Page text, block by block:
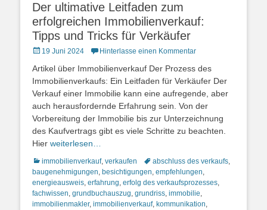
Der ultimative Leitfaden zum
erfolgreichen Immobilienverkauf:
Tipps und Tricks für Verkäufer
Posted
19 Juni 2024 Hinterlasse einen Kommentar
Artikel über Immobilienverkauf Der Prozess des
Immobilienverkaufs: Ein Leitfaden für Verkäufer Der
Verkauf einer Immobilie kann eine aufregende, aber
auch herausfordernde Erfahrung sein. Von der
Vorbereitung der Immobilie bis zur Unterzeichnung
des Kaufvertrags gibt es viele Schritte zu beachten.
Hier weiterlesen…
Kategorien
immobilienverkauf, verkaufen Schlagworte
abschluss des verkaufs,
baugenehmigungen, besichtigungen, empfehlungen,
energieausweis, erfahrung, erfolg des verkaufsprozesses,
fachwissen, grundbuchauszug, grundriss, immobilie,
immobilienmakler, immobilienverkauf, kommunikation,